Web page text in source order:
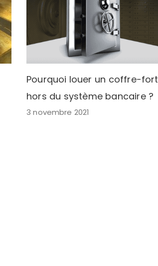
Pourquoi louer un coffre-fort
hors du système bancaire ?
3 novembre 2021